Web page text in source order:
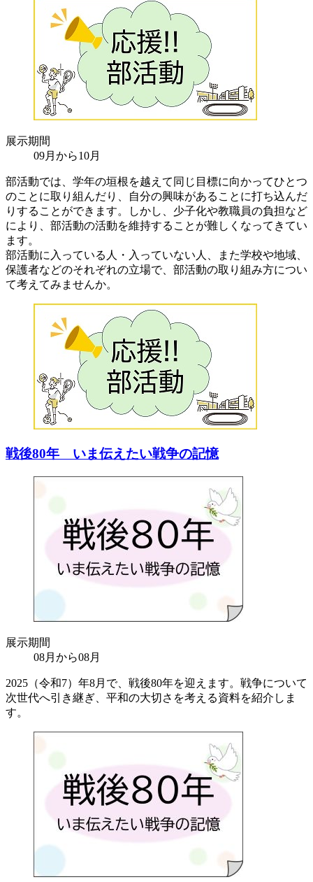
展示期間
09月から10月
部活動では、学年の垣根を越えて同じ目標に向かってひとつ
のことに取り組んだり、自分の興味があることに打ち込んだ
りすることができます。しかし、少子化や教職員の負担など
により、部活動の活動を維持することが難しくなってきてい
ます。
部活動に入っている人・入っていない人、また学校や地域、
保護者などのそれぞれの立場で、部活動の取り組み方につい
て考えてみませんか。
戦後80年 いま伝えたい戦争の記憶
展示期間
08月から08月
2025（令和7）年8月で、戦後80年を迎えます。戦争について
次世代へ引き継ぎ、平和の大切さを考える資料を紹介しま
す。